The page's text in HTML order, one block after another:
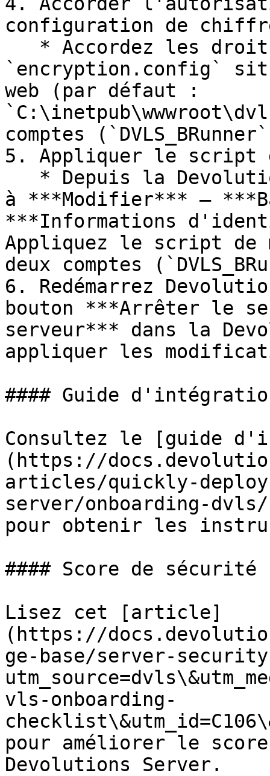
configuration de
`encryption.config`
web (par défaut :
comptes
5. Appliquer le script
à ***Modifier*** –
***Informations
Appliquez le script de
deux comptes
6. Redémarrez
bouton ***Arrêter le
serveur*** dans la
appliquer les
#### Guide
Consultez le [guide
(https://
articles/quickly-
server/onboarding-
pour obtenir les
#### Score de sécurité
Lisez cet [article]
(https://
ge-base/server-
vls-onboarding-
pour améliorer le
Devolutions Server.